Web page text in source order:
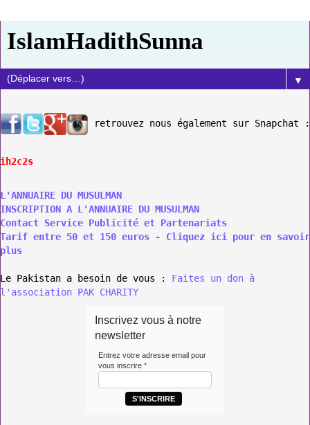
IslamHadithSunna
▼
retrouvez nous également sur Snapchat :
ih2c2s
L'ANNUAIRE DU MUSULMAN
INSCRIPTION A L'ANNUAIRE DU MUSULMAN
Contact Service Publicité et Partenariats
Tarif entre 50 et 150 euros - Cliquez ici pour en savoir
plus
Le Pakistan a besoin de vous : Faites un don à
l'association PAK CHARITY
Inscrivez vous à notre
newsletter
Entrez votre adresse email pour
vous inscrire *
S'INSCRIRE